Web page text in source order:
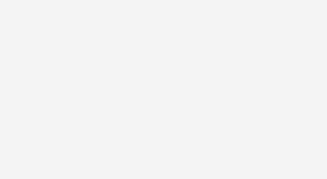
s’havia fet a Barcelona el 2008 que jo mai no vaig
per una marca de roba de
, perquè el
El que em va semblar interessant va ser que el títol
és un actiu, la joventut és un ideal romàntic, la
de la mateixa idea, la paradoxa de la joventut i la
com la condició més desitjable de l’ésser. Les
a portadores de positivitat i reproduïdes per tot arreu.